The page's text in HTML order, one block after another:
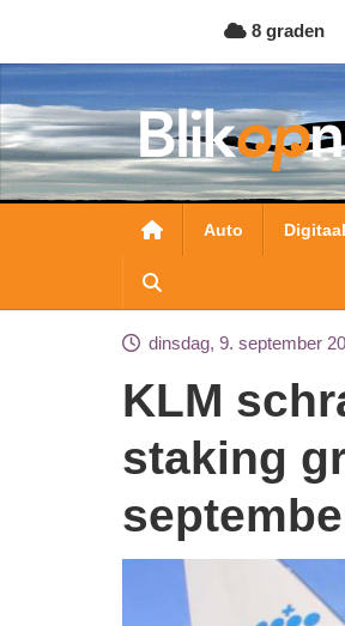
naar
de
inhoud
gaan
8 graden
Hoofdnavigatie
Auto Digitaal
dinsdag, 9. september
KLM schrapt ruim 100 vluchten vanwege
staking